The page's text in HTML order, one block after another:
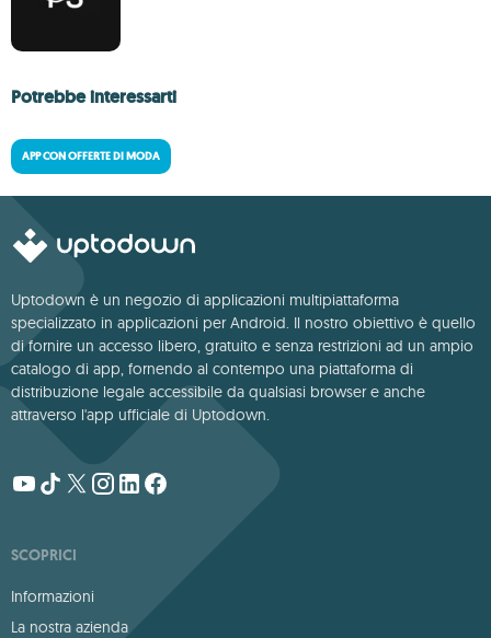
Potrebbe interessarti
APP CON OFFERTE DI MODA
Uptodown è un negozio di applicazioni multipiattaforma
specializzato in applicazioni per Android. Il nostro obiettivo è quello
di fornire un accesso libero, gratuito e senza restrizioni ad un ampio
catalogo di app, fornendo al contempo una piattaforma di
distribuzione legale accessibile da qualsiasi browser e anche
attraverso l'app ufficiale di Uptodown.
SCOPRICI
Informazioni
La nostra azienda